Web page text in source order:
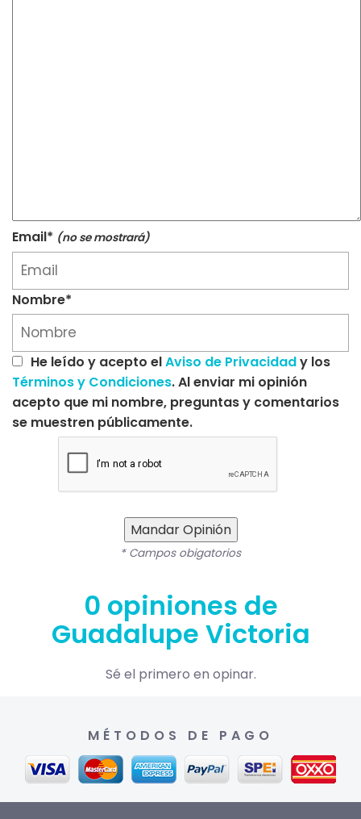
Email* (no se mostrará)
Nombre*
He leído y acepto elAviso de Privacidady los
Términos y Condiciones. Al enviar mi opinión
acepto que mi nombre, preguntas y comentarios
se muestren públicamente.
Mandar Opinión
* Campos obigatorios
0 opiniones de
Guadalupe Victoria
Sé el primero en opinar.
MÉTODOS DE PAGO